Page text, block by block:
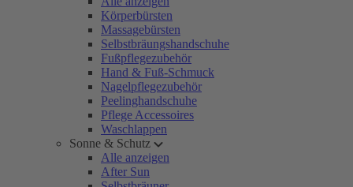
Körperbürsten
Massagebürsten
Selbstbräungshandschuhe
Fußpflegezubehör
Hand & Fuß-Schmuck
Nagelpflegezubehör
Peelinghandschuhe
Pflege Accessoires
Waschlappen
Sonne & Schutz
Alle anzeigen
After Sun